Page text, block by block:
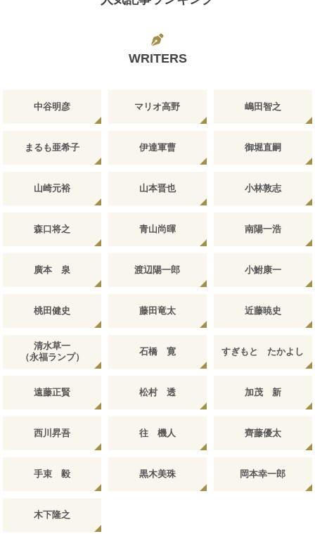
WRITERS
中谷明彦 マリオ高野 嶋田智之
まるも亜希子 伊達軍曹 御堀直嗣
山崎元裕 山本晋也 小林敦志
森口将之 青山尚暉 南陽一浩
廣本 泉 渡辺陽一郎 小鮒康一
桃田健史 藤田竜太 近藤暁史
清水草一
（永福ランプ）
石橋 寛 すぎもと たかよし
遠藤正賢 松村 透 加茂 新
西川昇吾 往 機人 齊藤優太
手束 毅 黒木美珠 岡本幸一郎
木下隆之